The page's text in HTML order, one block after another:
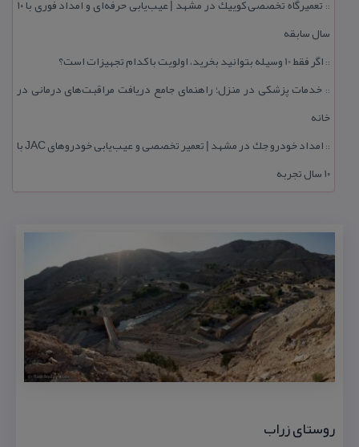
::
تعمیرگاه تخصصی كوییك در مشهد | عیب‌یابی حرفه‌ای و امداد فوری با ۱۰
سال سابقه
:: اگر فقط 10 وسیله بتوانید بخرید، اولویت با كدام تجهیزات است؟
:: خدمات پزشكی در منزل؛ راهنمای جامع دریافت مراقبت‌های درمانی در
خانه
::
امداد خودرو جك در مشهد | تعمیر تخصصی و عیب‌یابی خودروهای JAC با
۱۰ سال تجربه
روستای زراب